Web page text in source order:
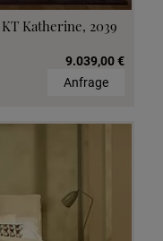
Katherine, 2039
9.039,00 €
Anfrage